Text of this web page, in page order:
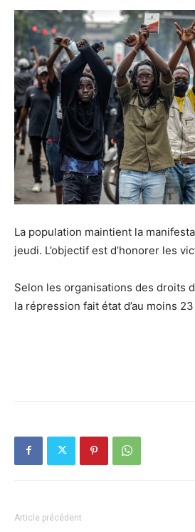
La population maintient la
jeudi. L’objectif est d’honorer les
Selon les organisations des droits
la répression fait état d’au moins
Article précédent